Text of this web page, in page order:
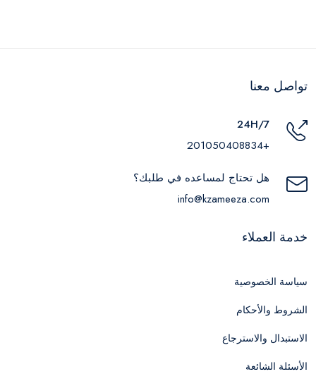
تواصل معنا
24H/7
+201050408834
هل تحتاج لمساعده في طلبك؟
info@kzameeza.com
خدمة العملاء
سياسة الخصوصية
الشروط والأحكام
الاستبدال والاسترجاع
الأسئلة الشائعة